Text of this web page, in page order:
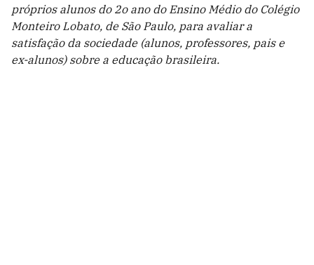
próprios alunos do 2o ano do Ensino Médio do Colégio
Monteiro Lobato, de São Paulo, para avaliar a
satisfação da sociedade (alunos, professores, pais e
ex-alunos) sobre a educação brasileira.